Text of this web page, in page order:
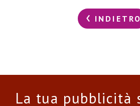
INDIETRO
La tua pubblicità